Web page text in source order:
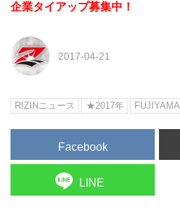
企業タイアップ募集中！
2017-04-21
RIZINニュース ★2017年
Facebook
LINE